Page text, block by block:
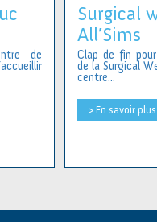
de
Surgical
All’Sims
Clap de fin
de la Surgical
centre...
> En savoir plus